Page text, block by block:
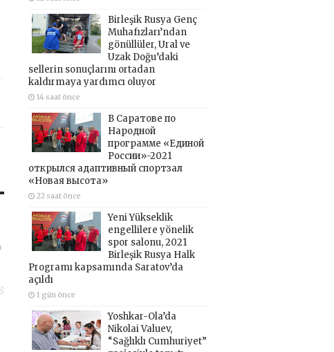
Birleşik Rusya Genç
Muhafızları’ndan
gönüllüler, Ural ve
Uzak Doğu’daki
sellerin sonuçlarını ortadan
kaldırmaya yardımcı oluyor
14 saat önce
В Саратове по
Народной
программе «Единой
России»-2021
открылся адаптивный спортзал
«Новая высота»
22 saat önce
Yeni Yükseklik
engellilere yönelik
spor salonu, 2021
Birleşik Rusya Halk
Programı kapsamında Saratov’da
açıldı
1 gün önce
Yoshkar-Ola’da
Nikolai Valuev,
“Sağlıklı Cumhuriyet”